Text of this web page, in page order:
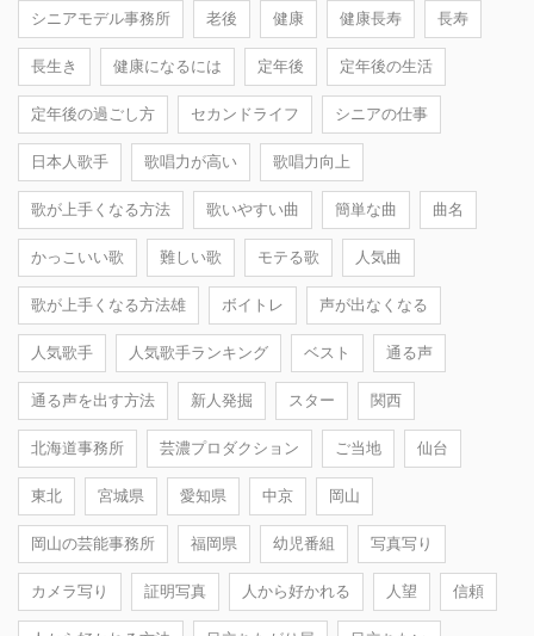
シニアモデル事務所 老後 健康 健康長寿 長寿
長生き 健康になるには 定年後 定年後の生活
定年後の過ごし方 セカンドライフ シニアの仕事
日本人歌手 歌唱力が高い 歌唱力向上
歌が上手くなる方法 歌いやすい曲 簡単な曲 曲名
かっこいい歌 難しい歌 モテる歌 人気曲
歌が上手くなる方法雄 ボイトレ 声が出なくなる
人気歌手 人気歌手ランキング ベスト 通る声
通る声を出す方法 新人発掘 スター 関西
北海道事務所 芸濃プロダクション ご当地 仙台
東北 宮城県 愛知県 中京 岡山
岡山の芸能事務所 福岡県 幼児番組 写真写り
カメラ写り 証明写真 人から好かれる 人望 信頼